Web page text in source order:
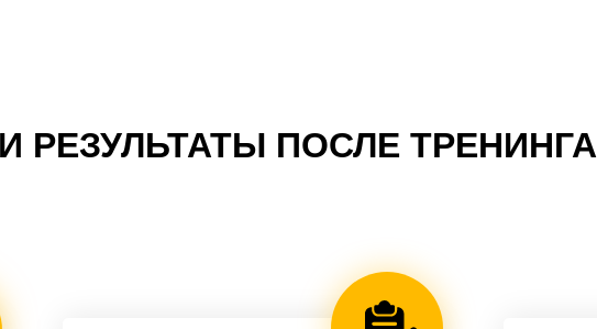
РЕЗУЛЬТАТЫ ПОСЛЕ ТРЕНИНГА